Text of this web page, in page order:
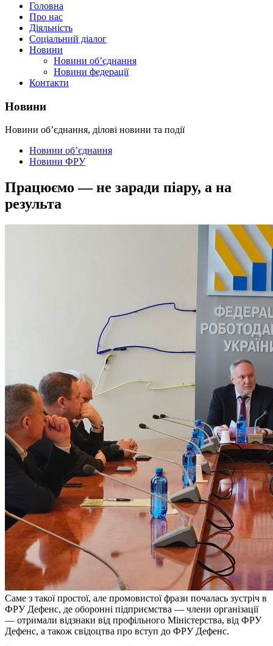
Головна
Про нас
Діяльність
Соціальний діалог
Новини
Новини об’єднання
Новини федерації
Контакти
Новини
Новини об’єднання, ділові новини та події
Новини об’єднання
Новини ФРУ
Працюємо — не заради піару, а на
результа
Саме з такої простої, але промовистої фрази почалась зустріч в
ФРУ Дефенс, де оборонні підприємства — члени організації
— отримали відзнаки від профільного Міністерства, від ФРУ
Дефенс, а також свідоцтва про вступ до ФРУ Дефенс.